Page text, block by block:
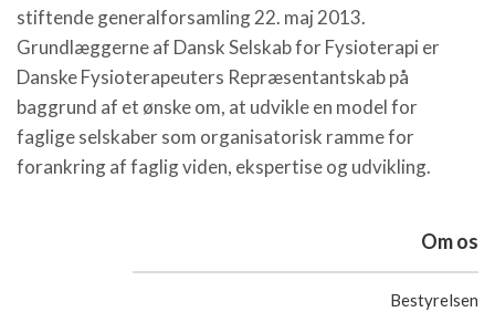
stiftende generalforsamling 22. maj 2013.
Grundlæggerne af Dansk Selskab for Fysioterapi er
Danske Fysioterapeuters Repræsentantskab på
baggrund af et ønske om, at udvikle en model for
faglige selskaber som organisatorisk ramme for
forankring af faglig viden, ekspertise og udvikling.
Om os
Bestyrelsen